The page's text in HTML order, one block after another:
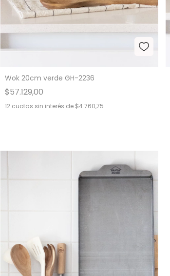
Wok 20cm verde GH-2236
$57.129,00
12 cuotas sin interés de $4.760,75